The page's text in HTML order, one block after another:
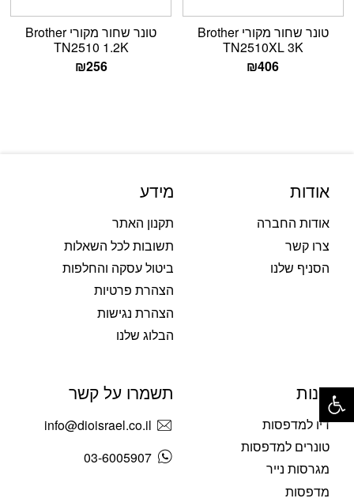
טונר שחור מקורי Brother
TN2510XL 3K
₪406
טונר שחור מקורי Brother
TN2510 1.2K
₪256
אודות
אודות החברה
צרו קשר
הסניף שלנו
מידע
תקנון האתר
תשובות לכל השאלות
ביטול עסקה והחלפות
הצהרת פרטיות
הצהרת נגישות
הבלוג שלנו
חנות
דיו למדפסות
טונרים למדפסות
מגרסות נייר
מדפסות
תשמרו על קשר
info@dioisrael.co.il
03-6005907
פתח סרגל נגישות